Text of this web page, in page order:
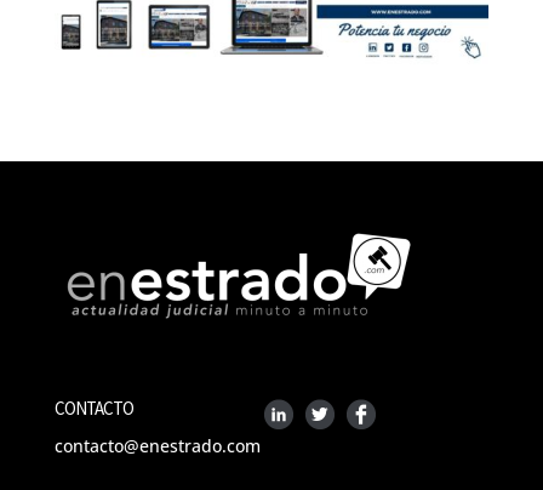
CONTACTO
contacto@enestrado.com